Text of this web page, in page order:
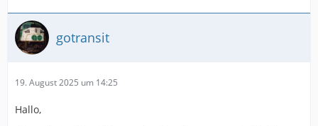
gotransit
19. August 2025 um 14:25
Hallo,